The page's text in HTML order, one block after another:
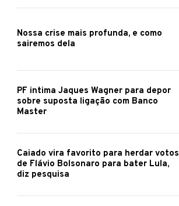
Nossa crise mais profunda, e como
sairemos dela
PF intima Jaques Wagner para depor
sobre suposta ligação com Banco
Master
Caiado vira favorito para herdar votos
de Flávio Bolsonaro para bater Lula,
diz pesquisa